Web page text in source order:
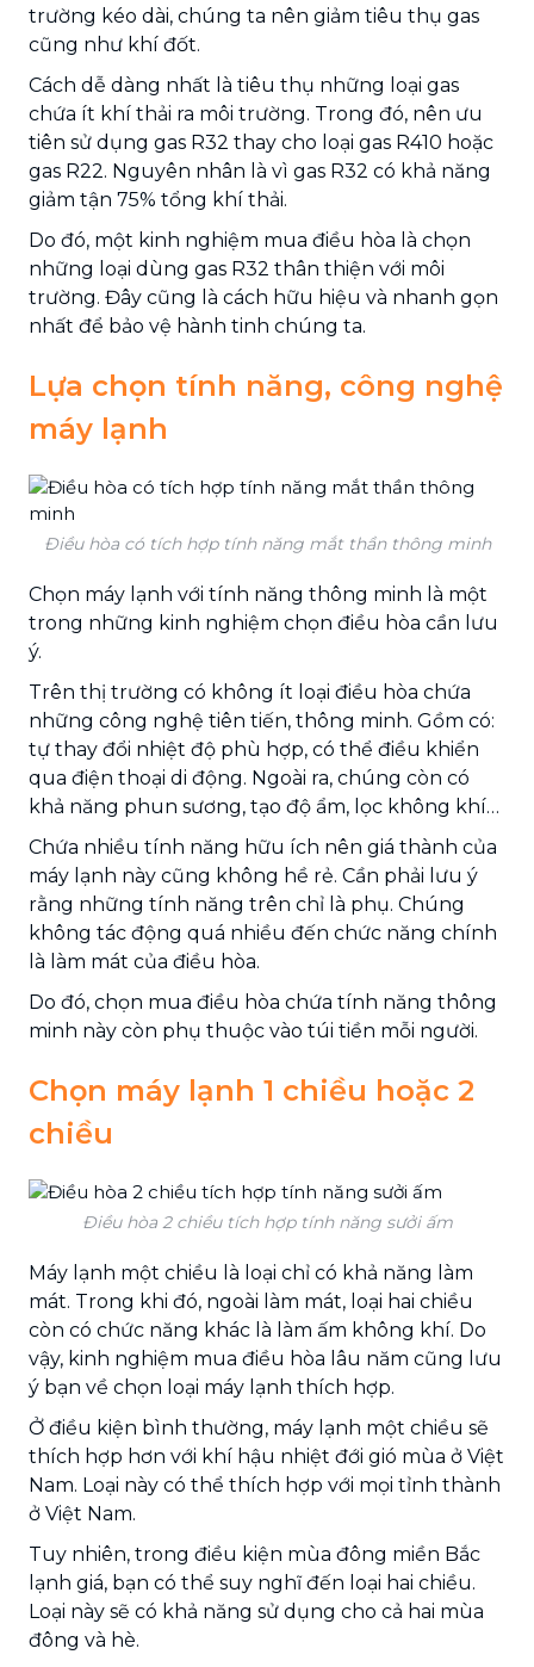
trường kéo dài, chúng ta nên giảm tiêu thụ gas
cũng như khí đốt.
Cách dễ dàng nhất là tiêu thụ những loại gas
chứa ít khí thải ra môi trường. Trong đó, nên ưu
tiên sử dụng gas R32 thay cho loại gas R410 hoặc
gas R22. Nguyên nhân là vì gas R32 có khả năng
giảm tận 75% tổng khí thải.
Do đó, một kinh nghiệm mua điều hòa là chọn
những loại dùng gas R32 thân thiện với môi
trường. Đây cũng là cách hữu hiệu và nhanh gọn
nhất để bảo vệ hành tinh chúng ta.
Lựa chọn tính năng, công nghệ
máy lạnh
Điều hòa có tích hợp tính năng mắt thần thông minh
Chọn máy lạnh với tính năng thông minh là một
trong những kinh nghiệm chọn điều hòa cần lưu
ý.
Trên thị trường có không ít loại điều hòa chứa
những công nghệ tiên tiến, thông minh. Gồm có:
tự thay đổi nhiệt độ phù hợp, có thể điều khiển
qua điện thoại di động. Ngoài ra, chúng còn có
khả năng phun sương, tạo độ ẩm, lọc không khí…
Chứa nhiều tính năng hữu ích nên giá thành của
máy lạnh này cũng không hề rẻ. Cần phải lưu ý
rằng những tính năng trên chỉ là phụ. Chúng
không tác động quá nhiều đến chức năng chính
là làm mát của điều hòa.
Do đó, chọn mua điều hòa chứa tính năng thông
minh này còn phụ thuộc vào túi tiền mỗi người.
Chọn máy lạnh 1 chiều hoặc 2
chiều
Điều hòa 2 chiều tích hợp tính năng sưởi ấm
Máy lạnh một chiều là loại chỉ có khả năng làm
mát. Trong khi đó, ngoài làm mát, loại hai chiều
còn có chức năng khác là làm ấm không khí. Do
vậy, kinh nghiệm mua điều hòa lâu năm cũng lưu
ý bạn về chọn loại máy lạnh thích hợp.
Ở điều kiện bình thường, máy lạnh một chiều sẽ
thích hợp hơn với khí hậu nhiệt đới gió mùa ở Việt
Nam. Loại này có thể thích hợp với mọi tỉnh thành
ở Việt Nam.
Tuy nhiên, trong điều kiện mùa đông miền Bắc
lạnh giá, bạn có thể suy nghĩ đến loại hai chiều.
Loại này sẽ có khả năng sử dụng cho cả hai mùa
đông và hè.